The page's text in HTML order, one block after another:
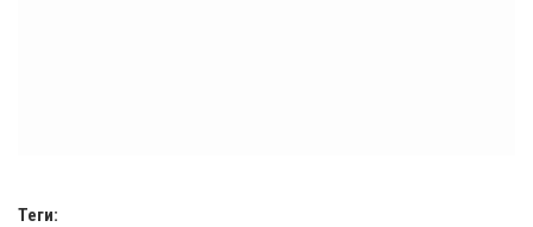
Теги: